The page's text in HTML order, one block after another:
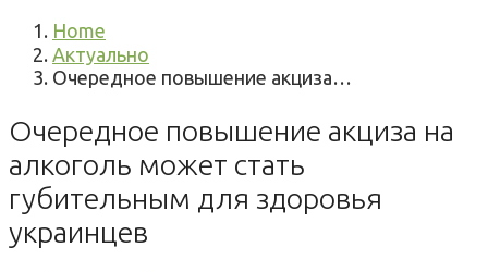
Home
Актуально
Очередное повышение акциза…
Очередное повышение акциза на
алкоголь может стать
губительным для здоровья
украинцев